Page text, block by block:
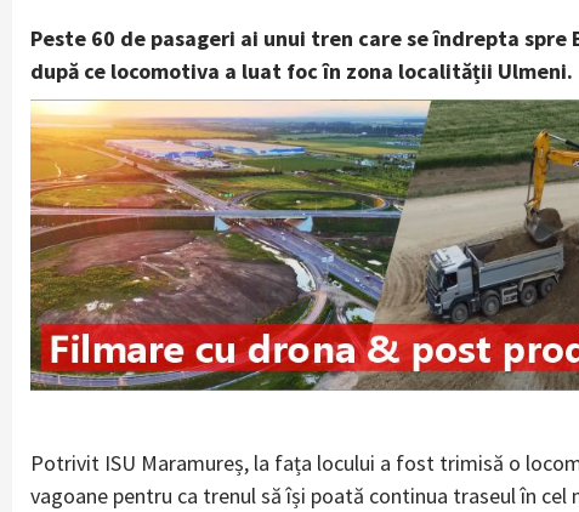
Peste 60 de pasageri ai unui tren care se îndrepta
după ce locomotiva a luat foc în zona localității Ulmeni.
Potrivit ISU Maramureș, la fața locului a fost trimisă o
vagoane pentru ca trenul să își poată continua traseul în cel